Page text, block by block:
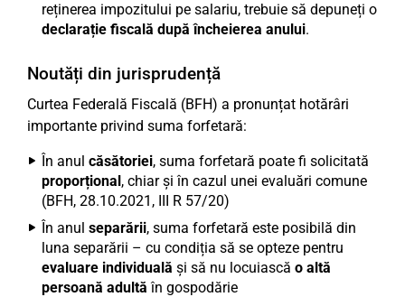
reținerea impozitului pe salariu, trebuie să depuneți o
declarație fiscală după încheierea anului.
Noutăți din jurisprudență
Curtea Federală Fiscală (BFH) a pronunțat hotărâri
importante privind suma forfetară:
În anul căsătoriei, suma forfetară poate fi solicitată
proporțional, chiar și în cazul unei evaluări comune
(BFH, 28.10.2021, III R 57/20)
În anul separării, suma forfetară este posibilă din
luna separării – cu condiția să se opteze pentru
evaluare individuală și să nu locuiască o altă
persoană adultă în gospodărie